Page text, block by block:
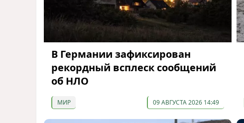
В Германии зафиксирован
рекордный всплеск сообщений
об НЛО
МИР 09 АВГУСТА 2026 14:49